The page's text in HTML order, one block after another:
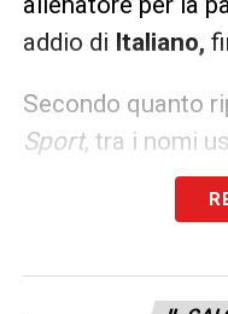
addio di Italiano,
Secondo quanto
Sport, tra i nomi
tecnico dei